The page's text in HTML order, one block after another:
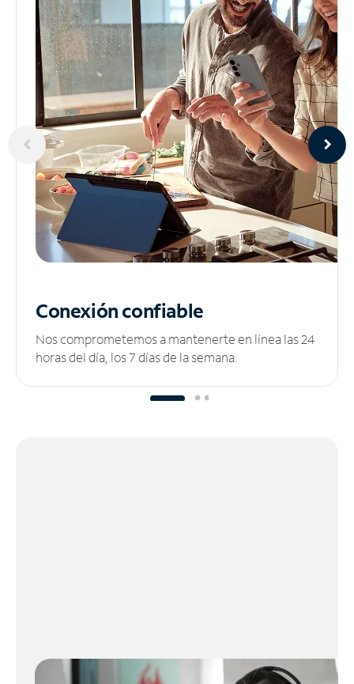
Conexión confiable
Nos comprometemos a mantenerte en línea las 24
horas del día, los 7 días de la semana.